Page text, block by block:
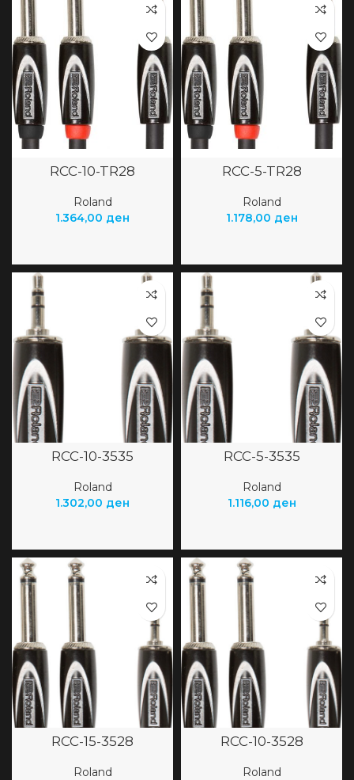
RCC-10-TR28
Roland
1.364,00 ден
RCC-5-TR28
Roland
1.178,00 ден
RCC-10-3535
Roland
1.302,00 ден
RCC-5-3535
Roland
1.116,00 ден
RCC-15-3528
Roland
RCC-10-3528
Roland